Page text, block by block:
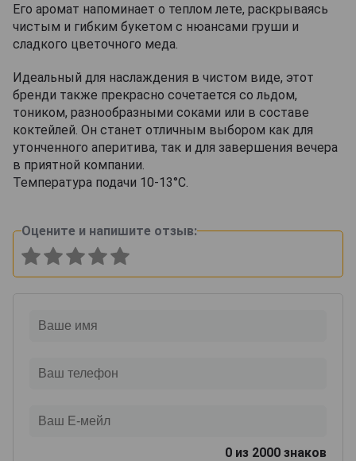
Его аромат напоминает о теплом лете, раскрываясь
чистым и гибким букетом с нюансами груши и
сладкого цветочного меда.
Идеальный для наслаждения в чистом виде, этот
бренди также прекрасно сочетается со льдом,
тоником, разнообразными соками или в составе
коктейлей. Он станет отличным выбором как для
утонченного аперитива, так и для завершения вечера
в приятной компании.
Температура подачи 10-13°С.
Оцените и напишите отзыв:
0 из 2000 знаков